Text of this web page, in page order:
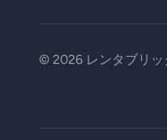
© 2026 レンタブリッ